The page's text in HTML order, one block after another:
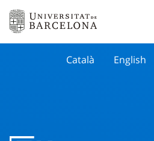
Català English